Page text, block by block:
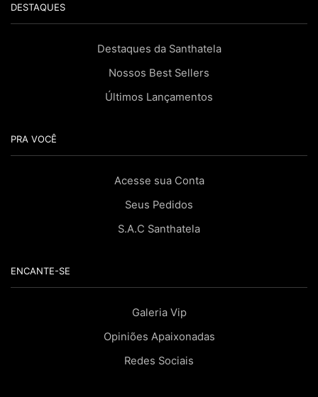
DESTAQUES
Destaques da Santhatela
Nossos Best Sellers
Últimos Lançamentos
PRA VOCÊ
Acesse sua Conta
Seus Pedidos
S.A.C Santhatela
ENCANTE-SE
Galeria Vip
Opiniões Apaixonadas
Redes Sociais